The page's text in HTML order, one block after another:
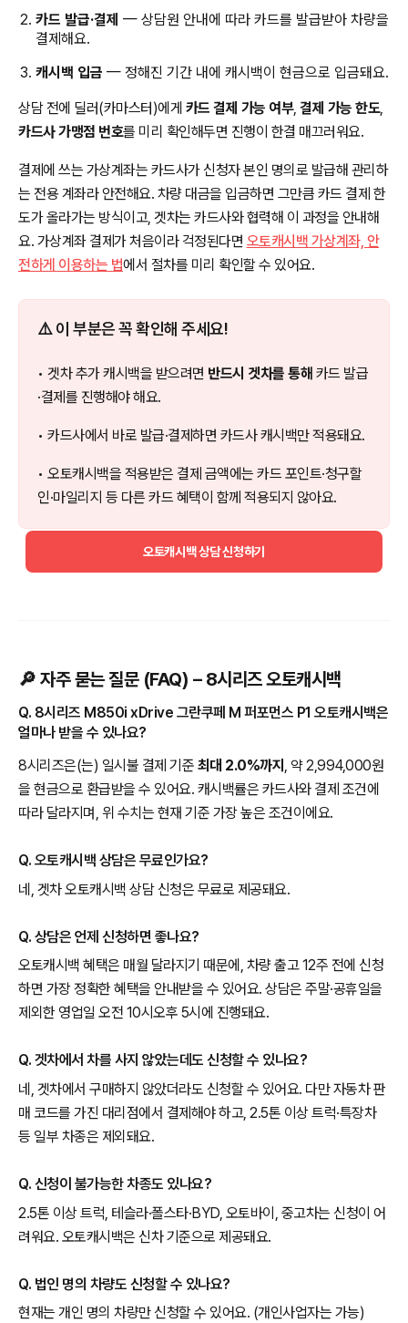
카드 발급·결제 — 상담원 안내에 따라 카드를 발급받아 차량을
결제해요.
캐시백 입금 — 정해진 기간 내에 캐시백이 현금으로 입금돼요.
상담 전에 딜러(카마스터)에게 카드 결제 가능 여부, 결제 가능 한도,
카드사 가맹점 번호를 미리 확인해두면 진행이 한결 매끄러워요.
결제에 쓰는 가상계좌는 카드사가 신청자 본인 명의로 발급해 관리하
는 전용 계좌라 안전해요. 차량 대금을 입금하면 그만큼 카드 결제 한
도가 올라가는 방식이고, 겟차는 카드사와 협력해 이 과정을 안내해
요. 가상계좌 결제가 처음이라 걱정된다면 오토캐시백 가상계좌, 안
전하게 이용하는 법에서 절차를 미리 확인할 수 있어요.
⚠️ 이 부분은 꼭 확인해 주세요!
• 겟차 추가 캐시백을 받으려면 반드시 겟차를 통해 카드 발급
·결제를 진행해야 해요.
• 카드사에서 바로 발급·결제하면 카드사 캐시백만 적용돼요.
• 오토캐시백을 적용받은 결제 금액에는 카드 포인트·청구할
인·마일리지 등 다른 카드 혜택이 함께 적용되지 않아요.
오토캐시백 상담 신청하기
🔎 자주 묻는 질문 (FAQ) – 8시리즈 오토캐시백
Q. 8시리즈 M850i xDrive 그란쿠페 M 퍼포먼스 P1 오토캐시백은
얼마나 받을 수 있나요?
8시리즈은(는) 일시불 결제 기준 최대 2.0%까지 , 약 2,994,000원
을 현금으로 환급받을 수 있어요. 캐시백률은 카드사와 결제 조건에
따라 달라지며, 위 수치는 현재 기준 가장 높은 조건이에요.
Q. 오토캐시백 상담은 무료인가요?
네, 겟차 오토캐시백 상담 신청은 무료로 제공돼요.
Q. 상담은 언제 신청하면 좋나요?
오토캐시백 혜택은 매월 달라지기 때문에, 차량 출고 12주 전에 신청
하면 가장 정확한 혜택을 안내받을 수 있어요. 상담은 주말·공휴일을
제외한 영업일 오전 10시오후 5시에 진행돼요.
Q. 겟차에서 차를 사지 않았는데도 신청할 수 있나요?
네, 겟차에서 구매하지 않았더라도 신청할 수 있어요. 다만 자동차 판
매 코드를 가진 대리점에서 결제해야 하고, 2.5톤 이상 트럭·특장차
등 일부 차종은 제외돼요.
Q. 신청이 불가능한 차종도 있나요?
2.5톤 이상 트럭, 테슬라·폴스타·BYD, 오토바이, 중고차는 신청이 어
려워요. 오토캐시백은 신차 기준으로 제공돼요.
Q. 법인 명의 차량도 신청할 수 있나요?
현재는 개인 명의 차량만 신청할 수 있어요. (개인사업자는 가능)